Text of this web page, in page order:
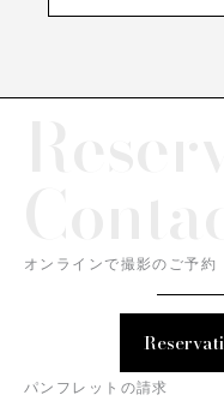
オンラインで撮影のご予約
パンフレットの請求